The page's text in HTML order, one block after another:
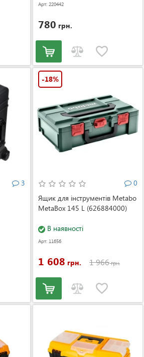
Арт: 220442
780 грн.
3
-18%
0
Ящик для інструментів Metabo
MetaBox 145 L (626884000)
В наявності
Арт: 11656
1 608 грн. 1 966грн.